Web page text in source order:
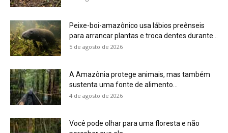
4 de agosto de 2026